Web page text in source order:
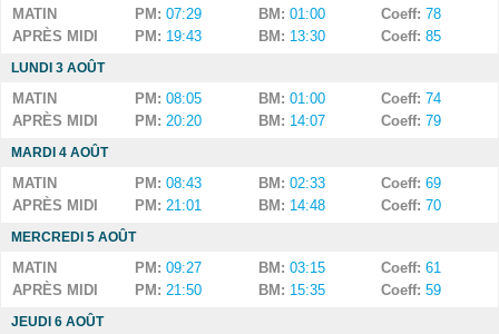
MATIN PM: 07:29 BM: 01:00 Coeff: 78
APRÈS MIDI
PM: 19:43 BM: 13:30 Coeff: 85
LUNDI 3 AOÛT
MATIN PM: 08:05 BM: 01:00 Coeff: 74
APRÈS MIDI
PM: 20:20 BM: 14:07 Coeff: 79
MARDI 4 AOÛT
MATIN PM: 08:43 BM: 02:33 Coeff: 69
APRÈS MIDI
PM: 21:01 BM: 14:48 Coeff: 70
MERCREDI 5 AOÛT
MATIN PM: 09:27 BM: 03:15 Coeff: 61
APRÈS MIDI
PM: 21:50 BM: 15:35 Coeff: 59
JEUDI 6 AOÛT